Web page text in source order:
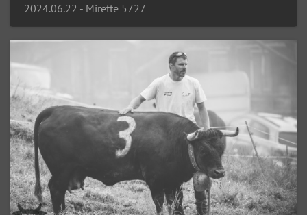
2024.06.22 - Mirette 5727